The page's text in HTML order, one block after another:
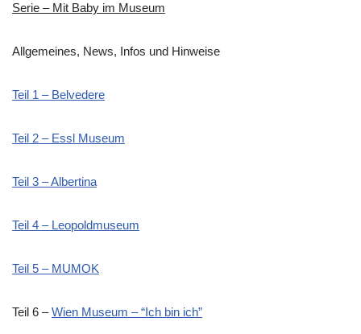
Serie – Mit Baby im Museum
Allgemeines, News, Infos und Hinweise
Teil 1 – Belvedere
Teil 2 – Essl Museum
Teil 3 – Albertina
Teil 4 – Leopoldmuseum
Teil 5 – MUMOK
Teil 6 –Wien Museum – “Ich bin ich”